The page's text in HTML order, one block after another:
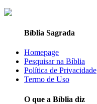
Bíblia Sagrada
Homepage
Pesquisar na Bíblia
Política de Privacidade
Termo de Uso
O que a Bíblia diz